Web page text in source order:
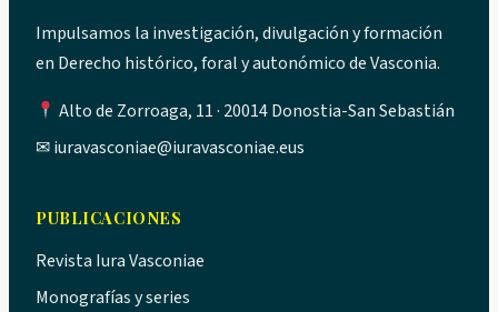
Impulsamos la investigación, divulgación y formación
en Derecho histórico, foral y autonómico de Vasconia.
Alto de Zorroaga, 11 · 20014 Donostia-San Sebastián
✉iuravasconiae@iuravasconiae.eus
PUBLICACIONES
Revista Iura Vasconiae
Monografías y series